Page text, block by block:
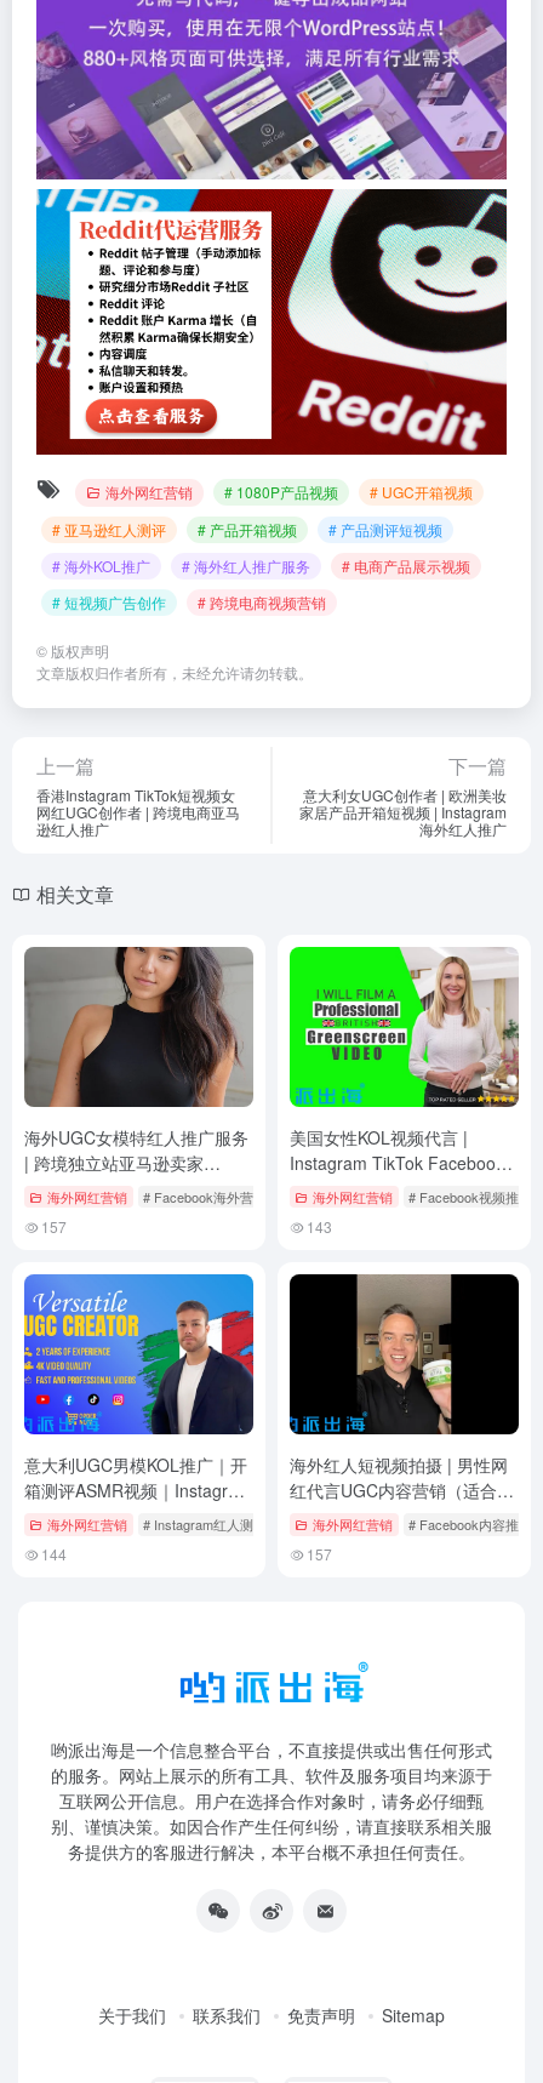
海外网红营销 # 1080P产品视频
# UGC开箱视频
# 亚马逊红人测评
# 产品开箱视频
# 产品测评短视频
# 海外KOL推广
# 海外红人推广服务
# 电商产品展示视频
# 短视频广告创作
# 跨境电商视频营销
© 版权声明
文章版权归作者所有，未经允许请勿转载。
上一篇
香港Instagram TikTok短视频女
网红UGC创作者 | 跨境电商亚马
逊红人推广
下一篇
意大利女UGC创作者 | 欧洲美妆
家居产品开箱短视频 | Instagram
海外红人推广
相关文章
海外UGC女模特红人推广服务
| 跨境独立站亚马逊卖家
Instagram TikTok内容营销
海外网红营销 # Facebook海外营销 # Instagram网红推广 # TikTok内容创作
157
美国女性KOL视频代言 |
Instagram TikTok Facebook
短视频推广 | 跨境电商与亚马
逊卖家专属
海外网红营销 # Facebook视频推广
143
意大利UGC男模KOL推广｜开
箱测评ASMR视频｜Instagram
TikTok YouTube红人合作
海外网红营销 # Instagram红人测评 # TikTok男模视频 # YouTube短视频广告
144
海外红人短视频拍摄 | 男性网
红代言UGC内容营销（适合美
妆科技电商品牌）
海外网红营销 # Facebook内容推广
157
哟派出海是一个信息整合平台，不直接提供或出售任何形式
的服务。网站上展示的所有工具、软件及服务项目均来源于
互联网公开信息。用户在选择合作对象时，请务必仔细甄
别、谨慎决策。如因合作产生任何纠纷，请直接联系相关服
务提供方的客服进行解决，本平台概不承担任何责任。
关于我们 联系我们 免责声明 Sitemap